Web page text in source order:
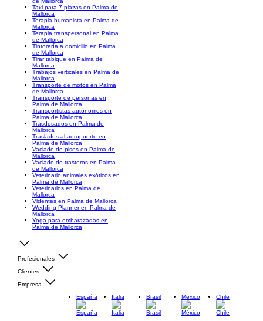
Taxi para 7 plazas en Palma de
Mallorca
Terapia humanista en Palma de
Mallorca
Terapia transpersonal en Palma
de Mallorca
Tintorería a domicilio en Palma
de Mallorca
Tirar tabique en Palma de
Mallorca
Trabajos verticales en Palma de
Mallorca
Transporte de motos en Palma
de Mallorca
Transporte de personas en
Palma de Mallorca
Transportistas autónomos en
Palma de Mallorca
Trasdosados en Palma de
Mallorca
Traslados al aeropuerto en
Palma de Mallorca
Vaciado de pisos en Palma de
Mallorca
Vaciado de trasteros en Palma
de Mallorca
Veterinario animales exóticos en
Palma de Mallorca
Veterinarios en Palma de
Mallorca
Videntes en Palma de Mallorca
Wedding Planner en Palma de
Mallorca
Yoga para embarazadas en
Palma de Mallorca
Profesionales
Clientes
Empresa
España
Italia Brasil México Chile